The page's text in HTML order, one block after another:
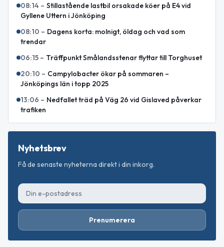
08:14 – Stillastående lastbil orsakade köer på E4 vid
Gyllene Uttern i Jönköping
08:10 – Dagens korta: molnigt, öldag och vad som
trendar
06:15 – Träffpunkt Smålandsstenar flyttar till Torghuset
20:10 – Campylobacter ökar på sommaren –
Jönköpings län i topp 2025
13:06 – Nedfallet träd på Väg 26 vid Gislaved påverkar
trafiken
Nyhetsbrev
Få de senaste nyheterna direkt i din inkorg.
Prenumerera